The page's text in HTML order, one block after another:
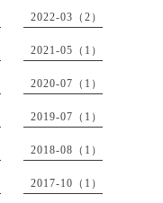
2022-03（2）
2021-05（1）
2020-07（1）
2019-07（1）
2018-08（1）
2017-10（1）